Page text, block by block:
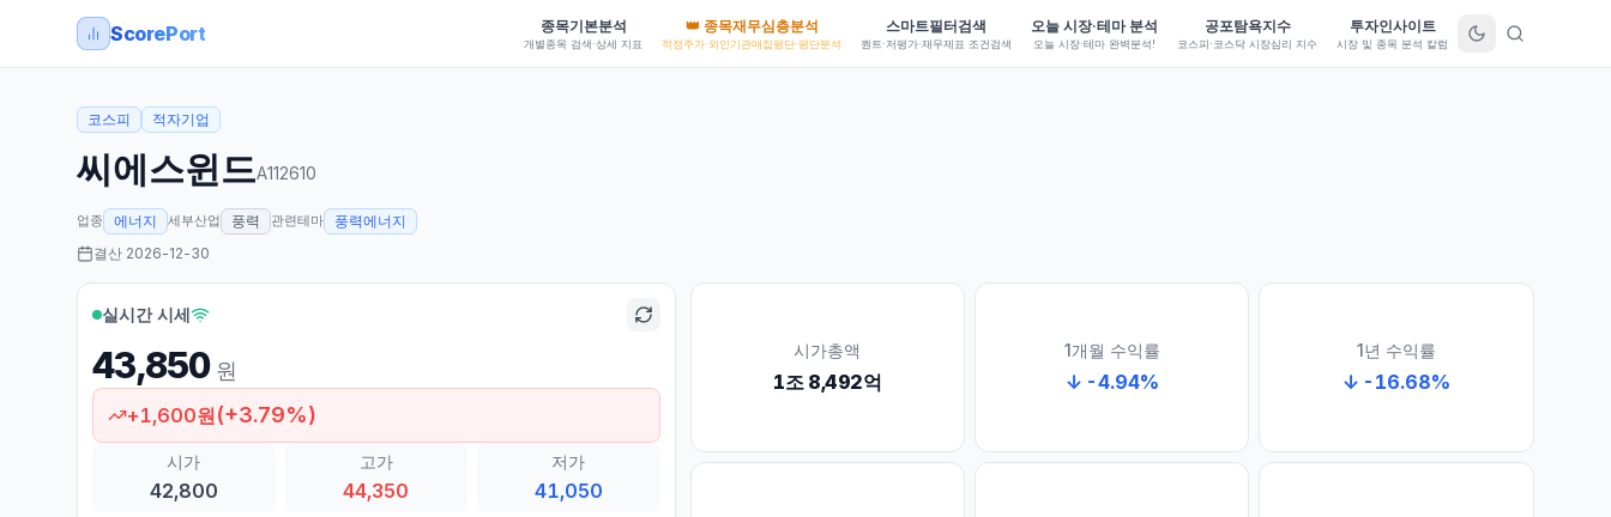
ScorePort 종목기본분석
개별종목 검색·상세 지표
👑 종목재무심층분석
적정주가·외인기관매집평단·평단분석
스마트필터검색
퀀트·저평가·재무제표 조건검색
오늘 시장·테마 분석
오늘 시장·테마 완벽분석!
공포탐욕지수
코스피·코스닥 시장심리 지수
투자인사이트
시장 및 종목 분석 칼럼
코스피 적자기업
씨에스윈드A112610
업종 에너지 세부산업 풍력 관련테마
풍력에너지
결산 2026-12-30
실시간 시세
43,850 원
+1,600원 (+3.79%)
시가
42,800
고가
44,350
저가
41,050
시가총액
1조 8,492억
1개월 수익률
↓ -4.94%
1년 수익률
↓ -16.68%